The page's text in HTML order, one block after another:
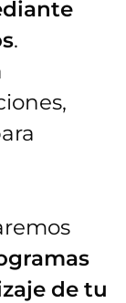
.
de tu